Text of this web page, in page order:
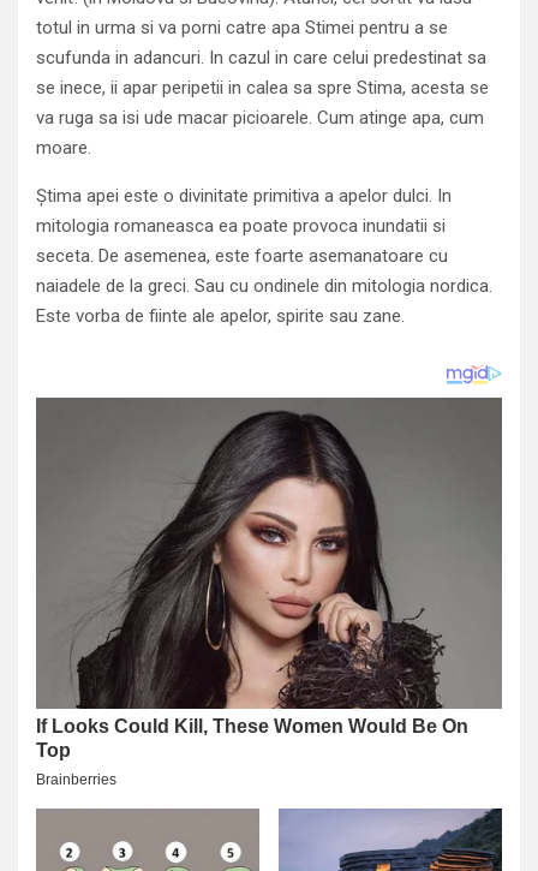
totul in urma si va porni catre apa Stimei pentru a se
scufunda in adancuri. In cazul in care celui predestinat sa
se inece, ii apar peripetii in calea sa spre Stima, acesta se
va ruga sa isi ude macar picioarele. Cum atinge apa, cum
moare.
Știma apei este o divinitate primitiva a apelor dulci. In
mitologia romaneasca ea poate provoca inundatii si
seceta. De asemenea, este foarte asemanatoare cu
naiadele de la greci. Sau cu ondinele din mitologia nordica.
Este vorba de fiinte ale apelor, spirite sau zane.